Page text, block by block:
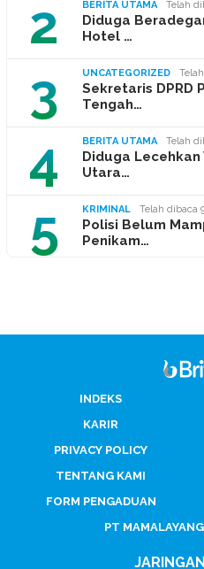
2 BERITA UTAMA Telah
Diduga
Hotel …
3 UNCATEGORIZED
Sekretaris DPRD
Tengah…
4 BERITA UTAMA Telah
Diduga
Utara…
5 KRIMINAL Telah dibaca
Polisi Belum
Penikam…
INDEKS
KARIR
PRIVACY POLICY
TENTANG KAMI
FORM PENGADUAN
PT